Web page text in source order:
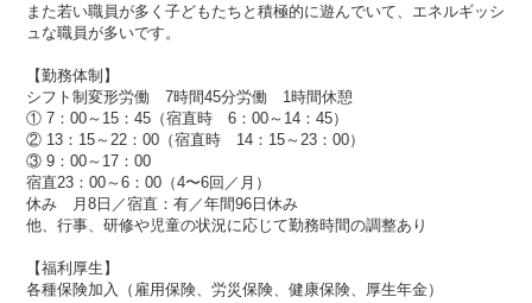
また若い職員が多く子どもたちと積極的に遊んでいて、エネルギッシ
ュな職員が多いです。
【勤務体制】
シフト制変形労働 7時間45分労働 1時間休憩
① 7：00～15：45（宿直時 6：00～14：45）
② 13：15～22：00（宿直時 14：15～23：00）
③ 9：00～17：00
宿直23：00～6：00（4〜6回／月）
休み 月8日／宿直：有／年間96日休み
他、行事、研修や児童の状況に応じて勤務時間の調整あり
【福利厚生】
各種保険加入（雇用保険、労災保険、健康保険、厚生年金）